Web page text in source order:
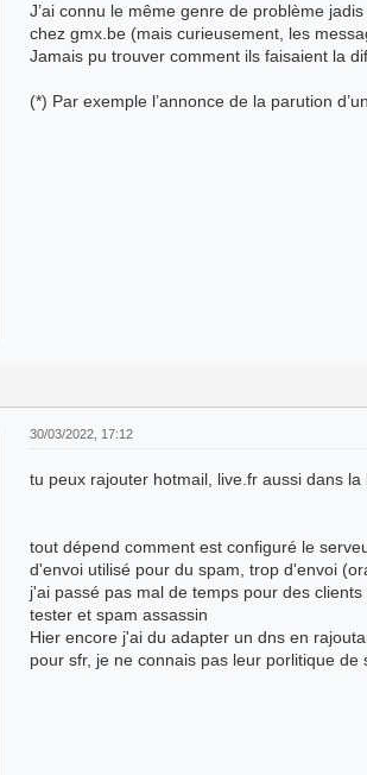
J’ai connu le même genre de problème
chez gmx.be (mais curieusement, les
Jamais pu trouver comment ils faisaient la
(*) Par exemple l’annonce de la parution
30/03/2022, 17:12
tu peux rajouter hotmail, live.fr aussi dans la
tout dépend comment est configuré le
d'envoi utilisé pour du spam, trop d'envoi
j'ai passé pas mal de temps pour des
tester et spam assassin
Hier encore j'ai du adapter un dns en
pour sfr, je ne connais pas leur porlitique